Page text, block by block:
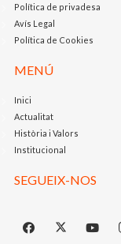
Política de privadesa
Avís Legal
Política de Cookies
MENÚ
Inici
Actualitat
Història i Valors
Institucional
SEGUEIX-NOS